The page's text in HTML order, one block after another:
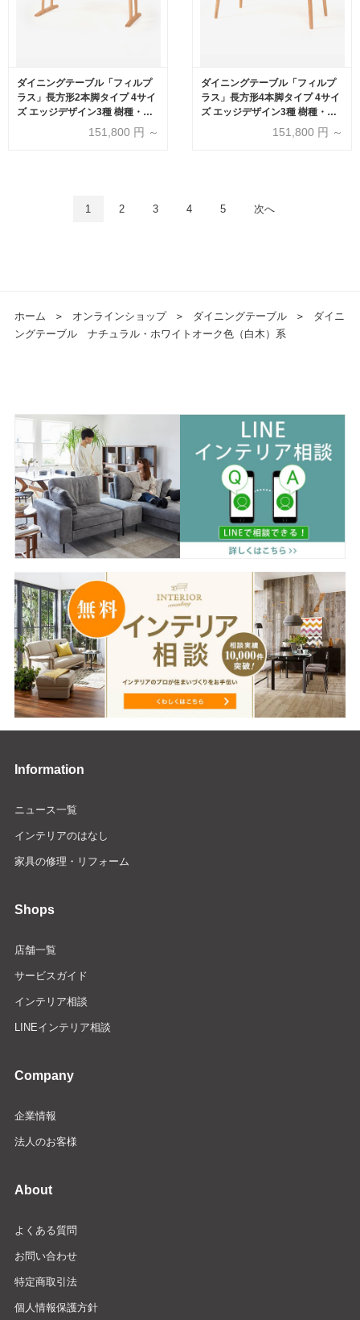
ダイニングテーブル「フィルプ
ラス」長方形2本脚タイプ 4サイ
ズ エッジデザイン3種 樹種・塗
装色5種【受注生産品】
151,800 円 ～
ダイニングテーブル「フィルプ
ラス」長方形4本脚タイプ 4サイ
ズ エッジデザイン3種 樹種・塗
装色5種【受注生産品】
151,800 円 ～
1 2 3 4 5 次へ
ホーム ＞ オンラインショップ ＞ ダイニングテーブル ＞
ダイニ
ングテーブル ナチュラル・ホワイトオーク色（白木）系
Information
ニュース一覧
インテリアのはなし
家具の修理・リフォーム
Shops
店舗一覧
サービスガイド
インテリア相談
LINEインテリア相談
Company
企業情報
法人のお客様
About
よくある質問
お問い合わせ
特定商取引法
個人情報保護方針